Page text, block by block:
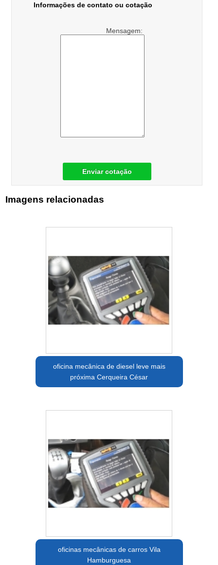
Informações de contato ou cotação
Mensagem:
Enviar cotação
Imagens relacionadas
oficina mecânica de diesel leve mais
próxima Cerqueira César
oficinas mecânicas de carros Vila
Hamburguesa